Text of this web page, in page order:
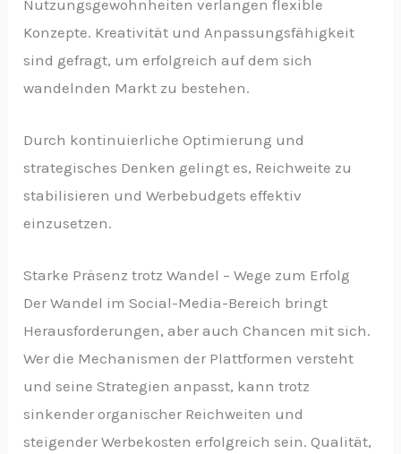
Nutzungsgewohnheiten verlangen flexible
Konzepte. Kreativität und Anpassungsfähigkeit
sind gefragt, um erfolgreich auf dem sich
wandelnden Markt zu bestehen.
Durch kontinuierliche Optimierung und
strategisches Denken gelingt es, Reichweite zu
stabilisieren und Werbebudgets effektiv
einzusetzen.
Starke Präsenz trotz Wandel – Wege zum Erfolg
Der Wandel im Social-Media-Bereich bringt
Herausforderungen, aber auch Chancen mit sich.
Wer die Mechanismen der Plattformen versteht
und seine Strategien anpasst, kann trotz
sinkender organischer Reichweiten und
steigender Werbekosten erfolgreich sein. Qualität,